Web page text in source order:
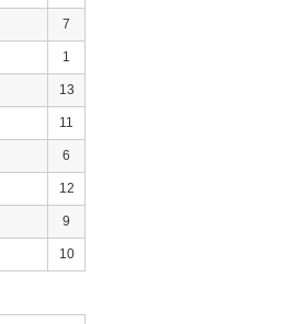
7
1
13
11
6
12
9
10